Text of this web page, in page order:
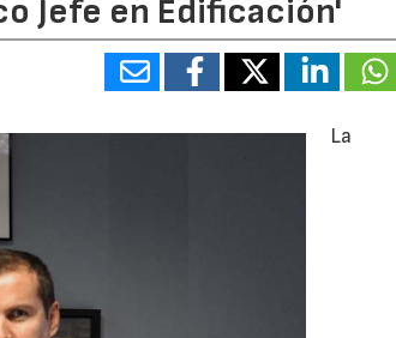
Jefe en Edificación'
La